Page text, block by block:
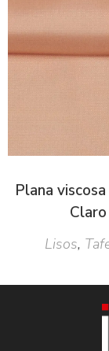
Plana
Claro
Lisos,